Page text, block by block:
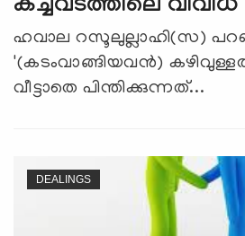
കച്ചവടത്തിലെ
ഹവാല റസൂലുല്ലാഹി(സ)
'(കടംവാങ്ങിയവന്‍)
വീട്ടാതെ പിന്തിക്കുന്നത്...
DEALINGS